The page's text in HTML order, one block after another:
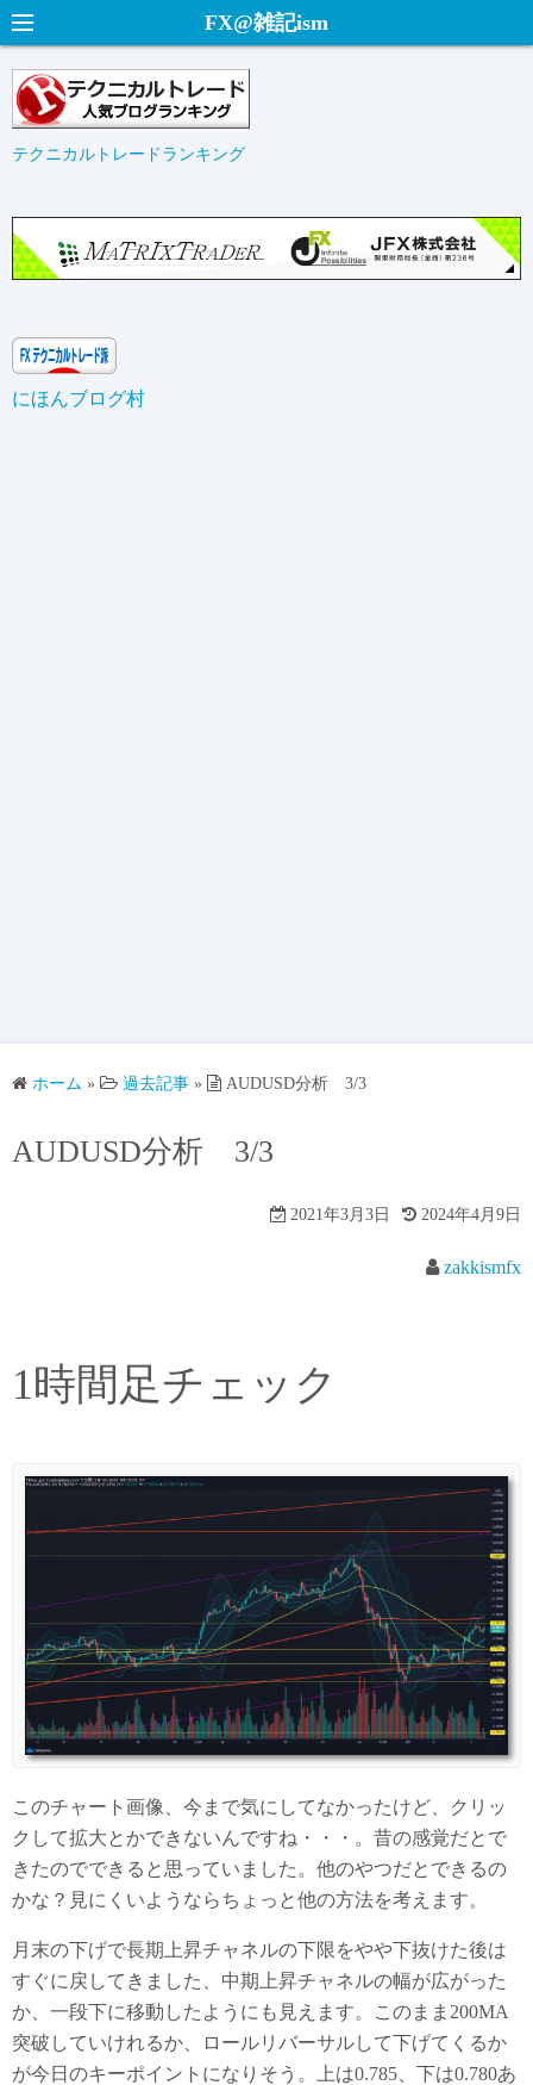
コ
ン
テ
ン
へ
キ
ッ
FX@雑記ism
テクニカルトレードランキング
にほんブログ村
ホーム » 過去記事 » AUDUSD分析 3/3
AUDUSD分析 3/3
2021年3月3日 2024年4月9日
zakkismfx
1時間足チェック
このチャート画像、今まで気にしてなかったけど、クリッ
クして拡大とかできないんですね・・・。昔の感覚だとで
きたのでできると思っていました。他のやつだとできるの
かな？見にくいようならちょっと他の方法を考えます。
月末の下げで長期上昇チャネルの下限をやや下抜けた後は
すぐに戻してきました、中期上昇チャネルの幅が広がった
か、一段下に移動したようにも見えます。このまま200MA
突破していけれるか、ロールリバーサルして下げてくるか
が今日のキーポイントになりそう。上は0.785、下は0.780あ